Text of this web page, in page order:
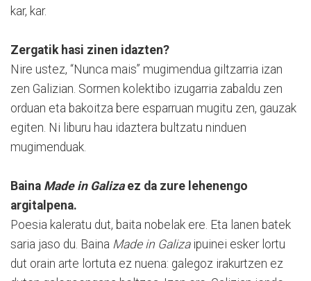
kar, kar.
Zergatik hasi zinen idazten?
Nire ustez, “Nunca mais” mugimendua giltzarria izan
zen Galizian. Sormen kolektibo izugarria zabaldu zen
orduan eta bakoitza bere esparruan mugitu zen, gauzak
egiten. Ni liburu hau idaztera bultzatu ninduen
mugimenduak.
Baina Made in Galizaez da zure lehenengo
argitalpena.
Poesia kaleratu dut, baita nobelak ere. Eta lanen batek
saria jaso du. Baina Made in Galiza ipuinei esker lortu
dut orain arte lortuta ez nuena: galegoz irakurtzen ez